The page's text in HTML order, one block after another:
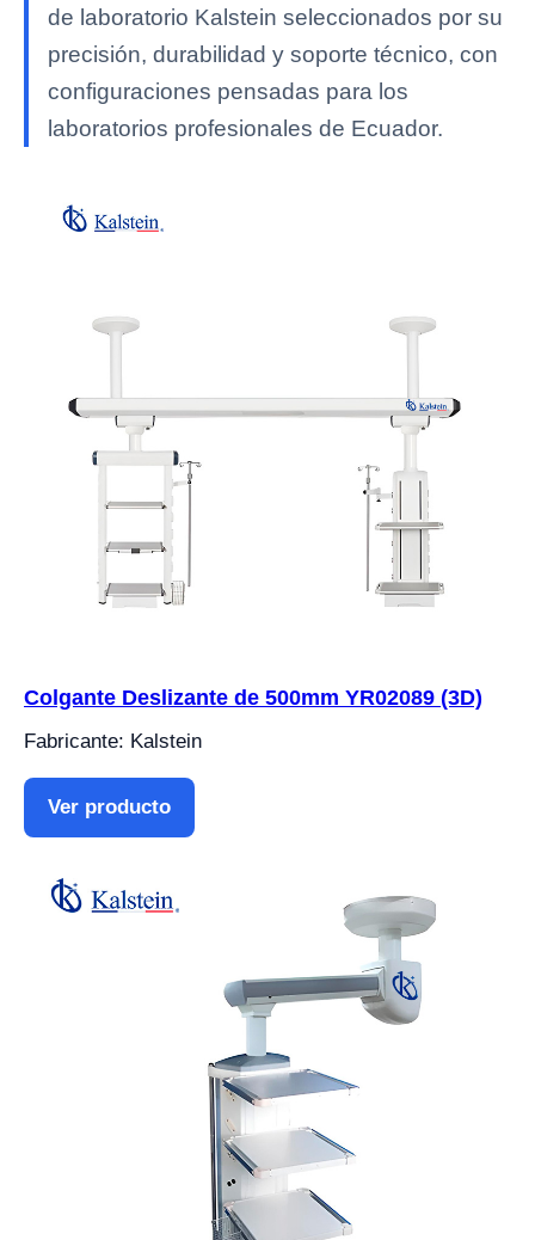
de laboratorio Kalstein seleccionados por su
precisión, durabilidad y soporte técnico, con
configuraciones pensadas para los
laboratorios profesionales de Ecuador.
Colgante Deslizante de 500mm YR02089 (3D)
Fabricante: Kalstein
Ver producto